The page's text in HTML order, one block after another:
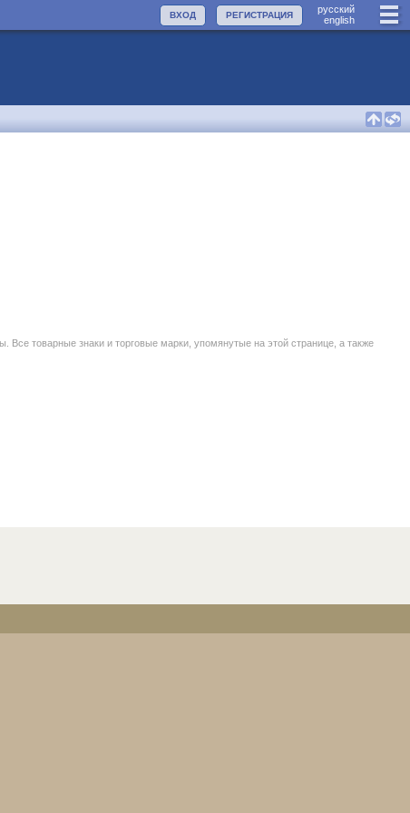
руccкий
english
РЕГИСТРАЦИЯ
ВХОД
товарные знаки и торговые марки, упомянутые на этой странице, а также